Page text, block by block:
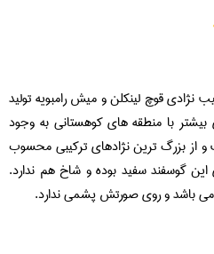
نژادی قوچ لینکلن و میش رامبویه تولید
بیشتر با منطقه های کوهستانی به وجود
و از بزرگ ترین نژادهای ترکیبی محسوب
گوسفند سفید بوده و شاخ هم ندارد.
می باشد و روی صورتش پشمی ندارد.